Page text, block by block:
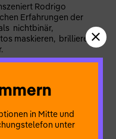
Rodrigo
Erfahrungen der
nichtbinär,
maskieren, brillieren,
Rodrigo
dos Santos
in Mitte und
unter